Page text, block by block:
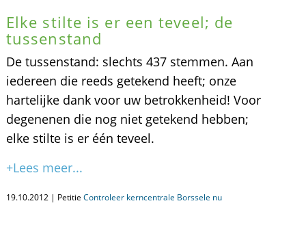
Elke stilte is er een teveel; de
tussenstand
De tussenstand: slechts 437 stemmen. Aan
iedereen die reeds getekend heeft; onze
hartelijke dank voor uw betrokkenheid! Voor
degenenen die nog niet getekend hebben;
elke stilte is er één teveel.
+Lees meer...
19.10.2012 | Petitie Controleer kerncentrale Borssele nu